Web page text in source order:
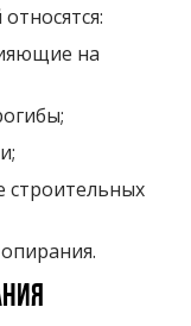
на
строительных